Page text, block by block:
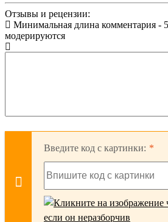
Отзывы и рецензии:
Минимальная длина комментария -
модерируются
Введите код с картинки: